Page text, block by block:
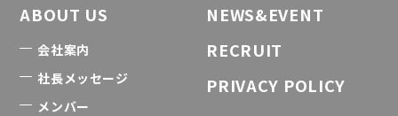
ABOUT US
会社案内
社長メッセージ
メンバー
NEWS&EVENT
RECRUIT
PRIVACY POLICY